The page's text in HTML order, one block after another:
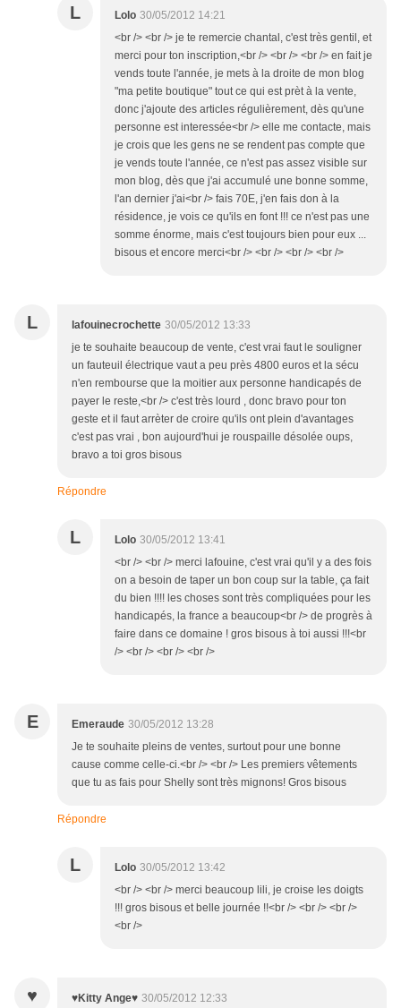
L Lolo 30/05/2012 14:21
<br /> <br /> je te remercie chantal, c'est très gentil, et
merci pour ton inscription,<br /> <br /> <br /> en fait je
vends toute l'année, je mets à la droite de mon blog
"ma petite boutique" tout ce qui est prèt à la vente,
donc j'ajoute des articles régulièrement, dès qu'une
personne est interessée<br /> elle me contacte, mais
je crois que les gens ne se rendent pas compte que
je vends toute l'année, ce n'est pas assez visible sur
mon blog, dès que j'ai accumulé une bonne somme,
l'an dernier j'ai<br /> fais 70E, j'en fais don à la
résidence, je vois ce qu'ils en font !!! ce n'est pas une
somme énorme, mais c'est toujours bien pour eux ...
bisous et encore merci<br /> <br /> <br /> <br />
L lafouinecrochette 30/05/2012 13:33
je te souhaite beaucoup de vente, c'est vrai faut le souligner
un fauteuil électrique vaut a peu près 4800 euros et la sécu
n'en rembourse que la moitier aux personne handicapés de
payer le reste,<br /> c'est très lourd , donc bravo pour ton
geste et il faut arrèter de croire qu'ils ont plein d'avantages
c'est pas vrai , bon aujourd'hui je rouspaille désolée oups,
bravo a toi gros bisous
Répondre
L Lolo 30/05/2012 13:41
<br /> <br /> merci lafouine, c'est vrai qu'il y a des fois
on a besoin de taper un bon coup sur la table, ça fait
du bien !!!! les choses sont très compliquées pour les
handicapés, la france a beaucoup<br /> de progrès à
faire dans ce domaine ! gros bisous à toi aussi !!!<br
/> <br /> <br /> <br />
E Emeraude 30/05/2012 13:28
Je te souhaite pleins de ventes, surtout pour une bonne
cause comme celle-ci.<br /> <br /> Les premiers vêtements
que tu as fais pour Shelly sont très mignons! Gros bisous
Répondre
L Lolo 30/05/2012 13:42
<br /> <br /> merci beaucoup lili, je croise les doigts
!!! gros bisous et belle journée !!<br /> <br /> <br />
<br />
♥ ♥Kitty Ange♥ 30/05/2012 12:33